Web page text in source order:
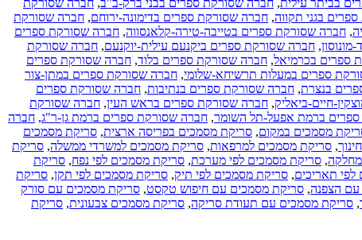
בגני תקווה, חברה שסורקת ספרים בדימונה-ירוחם, חברה שסורקת
, חברה שסורקת ספרים בטייבה-טירה-קלאנסווה, חברה שסורקת ספרים
, חברה שסורקת ספרים ביקנעם עילית-יוקנעם, חברה שסורקת
ספרים בכרמיאל, חברה שסורקת ספרים בלוד, חברה שסורקת ספרים
ספרים במעלות תרשיחא-שלומי, חברה שסורקת ספרים במתן-צור
בנצרת, חברה שסורקת ספרים בנתיבות, חברה שסורקת ספרים
חיים-ביאליק, חברה שסורקת ספרים בראש העין, חברה שסורקת
ברמת אפעל-תל השומר, חברה שסורקת ספרים ברמת גן-ר"ג, חברה
מסמכים במקום, סריקת מסמכים בפריסה ארצית, סריקת מסמכים
, סריקת מסמכים למרפאות, סריקת מסמכים למשרדי ממשלה, סריקת
, סריקת מסמכים לפי מערכת, סריקת מסמכים לפי נפח, סריקת
תאריכים, סריקת מסמכים לפי תיק, סריקת מסמכים לפי תקן, סריקת
הצפנה, סריקת מסמכים עם חיפוש טקסט, סריקת מסמכים עם סורק
, סריקת מסמכים עם תעודת סריקה, סריקת מסמכים צבעונית, סריקת